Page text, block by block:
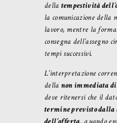
della tempestività
la comunicazione della
lavoro, mentre la
consegna dell’assegno
tempi successivi.
L’interpretazione
della non immediata
deve ritenersi che il
termine previsto dalla